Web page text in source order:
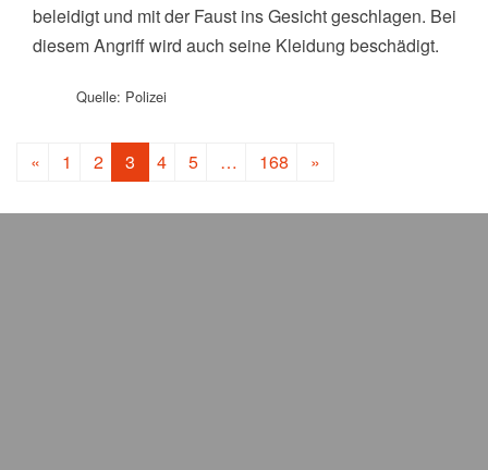
beleidigt und mit der Faust ins Gesicht geschlagen. Bei
diesem Angriff wird auch seine Kleidung beschädigt.
Quelle: Polizei
Beitragsnavigation
« 1 2 3 4 5 … 168 »